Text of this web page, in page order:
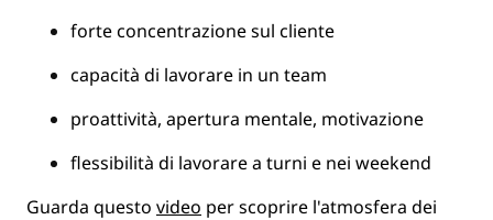
forte concentrazione sul cliente
capacità di lavorare in un team
proattività, apertura mentale, motivazione
flessibilità di lavorare a turni e nei weekend
Guarda questo video per scoprire l'atmosfera dei